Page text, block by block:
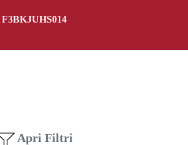
F3BKJUHS014
Apri Filtri